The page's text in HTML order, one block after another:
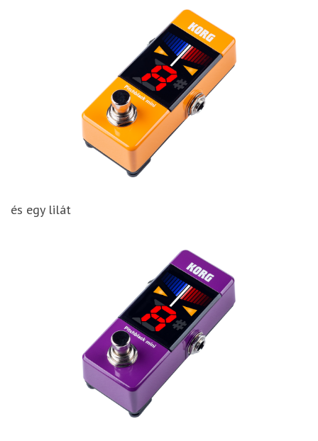
és egy lilát